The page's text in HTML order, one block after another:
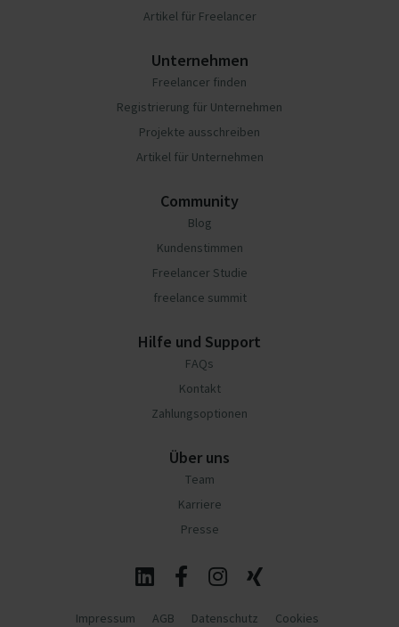
Artikel für Freelancer
Unternehmen
Freelancer finden
Registrierung für Unternehmen
Projekte ausschreiben
Artikel für Unternehmen
Community
Blog
Kundenstimmen
Freelancer Studie
freelance summit
Hilfe und Support
FAQs
Kontakt
Zahlungsoptionen
Über uns
Team
Karriere
Presse
Impressum AGB Datenschutz Cookies